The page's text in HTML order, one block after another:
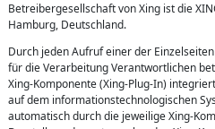
Betreibergesellschaft von Xing ist die
Hamburg, Deutschland.
Durch jeden Aufruf einer der
für die Verarbeitung Verantwortlichen
Xing-Komponente (Xing-Plug-In)
auf dem informationstechnologischen
automatisch durch die jeweilige Xing-